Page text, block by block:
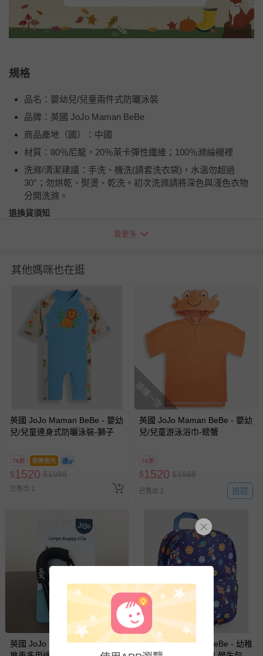
規格
品名：嬰幼兒/兒童兩件式防曬泳裝
品牌：英國 JoJo Maman BeBe
商品產地（國）：中國
材質：80％尼龍，20％萊卡彈性纖維；100％滌綸襯裡
洗滌/清潔建議：手洗、機洗(請套洗衣袋)，水溫勿超過
30°；勿烘乾、熨燙、乾洗。初次洗滌請將深色與淺色衣物
分開洗滌。
退換貨須知
您所購買的商品享有7天的鑑賞期／猶豫期權益，但此期間
瑕疵退換貨所產生的運費，將由媽咪愛負責處理，若非瑕疵
退貨，您可至『查詢訂單』>『已出貨』中查詢該筆訂單，
並點選『我要退貨』即可進行申請。若有相關退貨問題，請
至媽咪愛
LINE@客服ID: @mamilove
我們將依序為您處理
針對滿件折/滿額贈…等活動，如因部份退貨，而該訂單保
留商品未達活動門檻，將以原價計算，活動贈品亦需一併退
部分商品依據消費者保護法的規定，不適用七天鑑賞期/猶
易於腐敗、保存期限較短或解約時即將逾期（例如生鮮
商品、食品等）。
客製化商品（例如客製生日書、姓名貼等）。
報紙、期刊或雜誌（惟書籍如經拆封、使用，則酌收整
新費用）。
經消費者拆封之影音商品或電腦軟體（例如 DVD、CD
等）。
非以有形媒介提供之數位內容或一經提供即為完成之線
上服務，經消費者事先同意始提供（例如線上課程、遊
戲或活動點數等）。
已拆封之以下類型商品：
-個人衛生用品（例如尿布、貼身衣物、泳裝、襪子、地
墊、寢具類等）。
看更多
其他媽咪也在逛
英國 JoJo Maman BeBe - 嬰幼
兒/兒童連身式防曬泳裝-獅子
76折 即將售完
$1520 $1988
已售出 1
搶購一空
英國 JoJo Maman BeBe - 嬰幼
兒/兒童游泳浴巾-螃蟹
76折
$1520 $1988
已售出 2 追蹤
英國 JoJo Maman BeBe - 嬰兒
英國 JoJo Maman BeBe - 幼稚